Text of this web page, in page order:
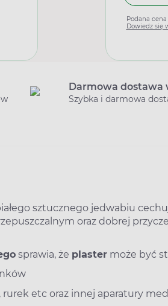
Podana
Dowiedz się
Darmowa dostawa
Szybka i darmowa
sztucznego jedwabiu
oraz dobrej
sprawia, że plaster może być
etc oraz innej aparatury